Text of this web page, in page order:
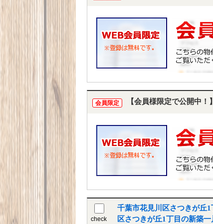
会員限定 【会員様限定で公開中！】
check
千葉市花見川区さつきが丘
区さつきが丘1丁目の新築一